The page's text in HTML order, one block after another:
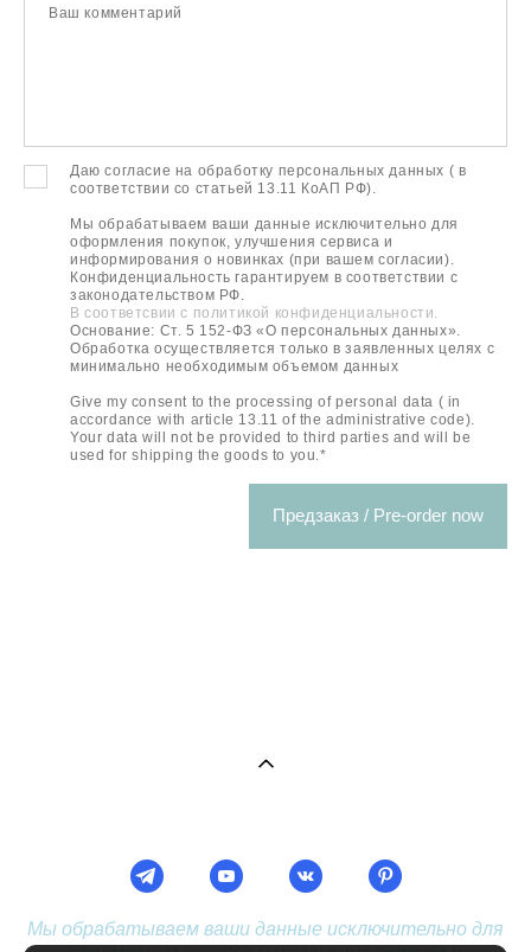
Ваш комментарий
Даю согласие на обработку персональных данных ( в
соответствии со статьей 13.11 КоАП PФ).
Мы обрабатываем ваши данные исключительно для
оформления покупок, улучшения сервиса и
информирования о новинках (при вашем согласии).
Конфиденциальность гарантируем в соответствии с
законодательством РФ.
В соответсвии с политикой конфиденциальности.
Основание: Ст. 5 152-ФЗ «О персональных данных».
Обработка осуществляется только в заявленных целях с
минимально необходимым объемом данных
Give my consent to the processing of personal data ( in
accordance with article 13.11 of the administrative code).
Your data will not be provided to third parties and will be
used for shipping the goods to you.*
Предзаказ / Pre-order now
Мы обрабатываем ваши данные исключительно для